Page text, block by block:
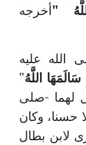
"أخرجه
الله عليه
اللَّهُ"
لهما -صلى
حسنا، وكان
لابن بطال